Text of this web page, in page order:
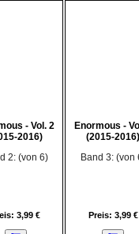
- Vol. 2
2016)
2: (von 6)
3,99 €
Enormous -
(2015-2016)
Band 3: (von
Preis: 3,99 €